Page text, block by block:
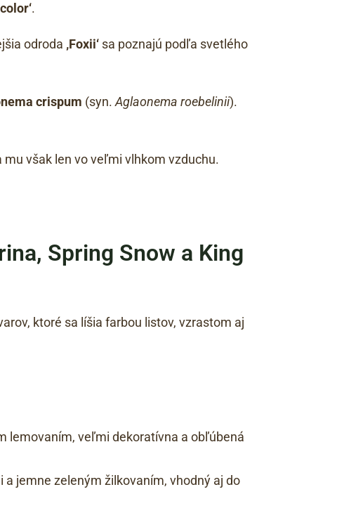
.
odroda ‚Foxii‘ sa poznajú podľa svetlého
crispum (syn. Aglaonema roebelinii).
mu však len vo veľmi vlhkom vzduchu.
Spring Snow a King
ktoré sa líšia farbou listov, vzrastom aj
lemovaním, veľmi dekoratívna a obľúbená
jemne zeleným žilkovaním, vhodný aj do